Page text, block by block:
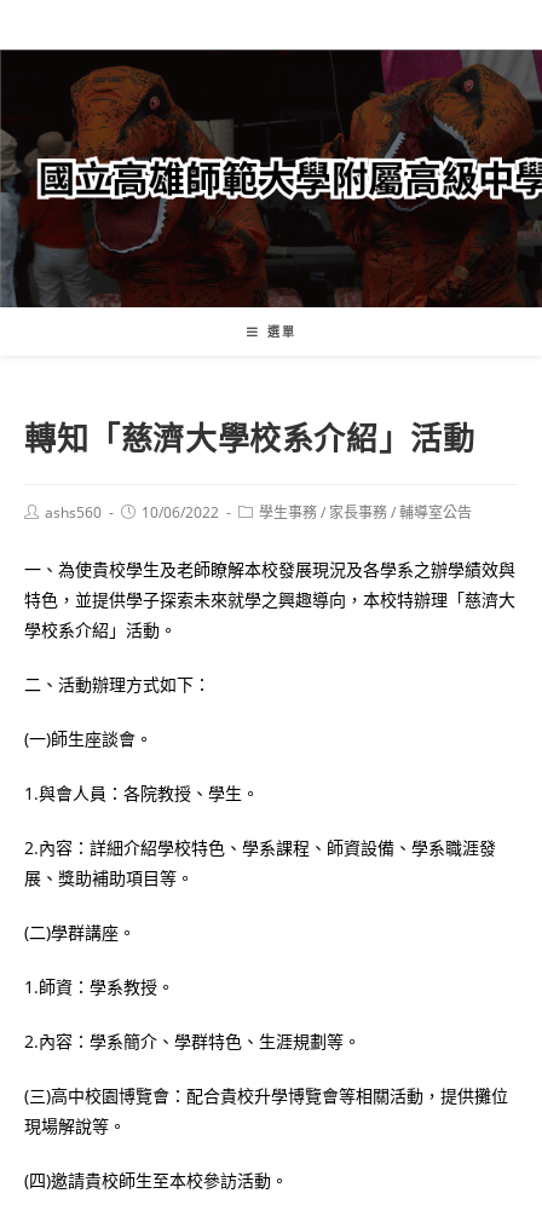
轉
要
內
容
選單
轉知「慈濟大學校系介紹」活動
Postashs560
Post10/06/2022
Post學生事務/ 家長事務/輔導室公告
一、為使貴校學生及老師瞭解本校發展現況及各學系之辦學績效與
特色，並提供學子探索未來就學之興趣導向，本校特辦理「慈濟大
學校系介紹」活動。
二、活動辦理方式如下：
(一)師生座談會。
1.與會人員：各院教授、學生。
2.內容：詳細介紹學校特色、學系課程、師資設備、學系職涯發
展、獎助補助項目等。
(二)學群講座。
1.師資：學系教授。
2.內容：學系簡介、學群特色、生涯規劃等。
(三)高中校園博覽會：配合貴校升學博覽會等相關活動，提供攤位
現場解說等。
(四)邀請貴校師生至本校參訪活動。